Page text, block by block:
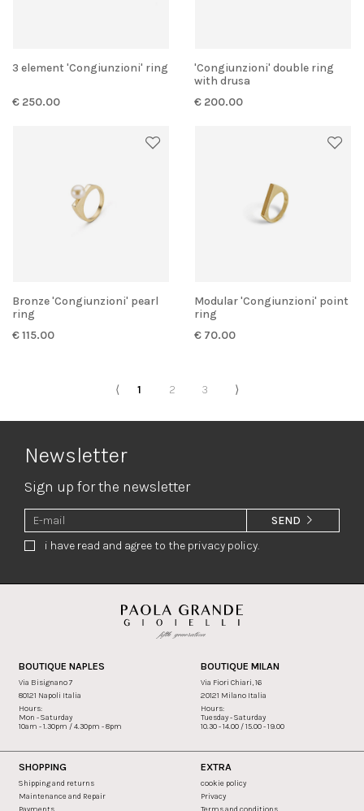
3 element 'Congiunzioni' ring
€ 250.00
'Congiunzioni' double ring
with drusa
€ 200.00
Bronze 'Congiunzioni' pearl
ring
€ 115.00
Modular 'Congiunzioni' point
ring
€ 70.00
⟨ 1 2 3 ⟩
Newsletter
Sign up for the newsletter
i have read and agree to the privacy policy.
SEND
BOUTIQUE NAPLES
Via Bisignano 7
80121 Napoli Italia
Hours:
Mon - Saturday
10am - 1.30pm / 4.30pm - 8pm
BOUTIQUE MILAN
Via Fiori Chiari, 16
20121 Milano Italia
Hours:
Tuesday - Saturday
10.30 - 14.00 / 15.00 - 19.00
SHOPPING
Shipping and returns
Maintenance and Repair
Payments
EXTRA
cookie policy
Privacy
Terms and conditions